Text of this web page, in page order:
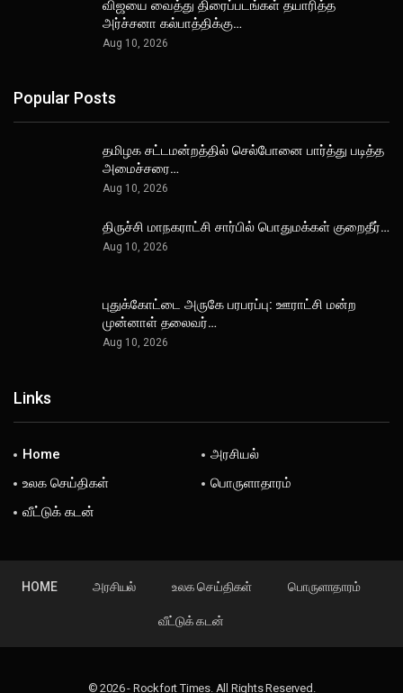
விஜயை வைத்து திரைப்படங்கள் தயாரித்த
அர்ச்சனா கல்பாத்திக்கு…
Aug 10, 2026
Popular Posts
தமிழக சட்டமன்றத்தில் செல்போனை பார்த்து படித்த
அமைச்சரை…
Aug 10, 2026
திருச்சி மாநகராட்சி சார்பில் பொதுமக்கள் குறைதீர்…
Aug 10, 2026
புதுக்கோட்டை அருகே பரபரப்பு: ஊராட்சி மன்ற
முன்னாள் தலைவர்…
Aug 10, 2026
Links
Home
அரசியல்
உலக செய்திகள்
பொருளாதாரம்
வீட்டுக் கடன்
HOME அரசியல் உலக செய்திகள் பொருளாதாரம்
வீட்டுக் கடன்
© 2026 - Rockfort Times. All Rights Reserved.